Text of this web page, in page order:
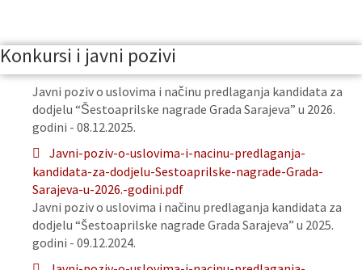
Konkursi i javni pozivi
Javni poziv o uslovima i načinu predlaganja kandidata za
dodjelu “Šestoaprilske nagrade Grada Sarajeva” u 2026.
godini - 08.12.2025.
Javni-poziv-o-uslovima-i-nacinu-predlaganja-
kandidata-za-dodjelu-Sestoaprilske-nagrade-Grada-
Sarajeva-u-2026.-godini.pdf
Javni poziv o uslovima i načinu predlaganja kandidata za
dodjelu “Šestoaprilske nagrade Grada Sarajeva” u 2025.
godini - 09.12.2024.